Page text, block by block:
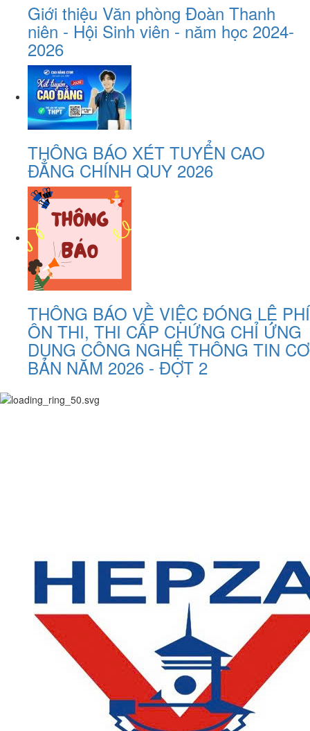
Giới thiệu Văn phòng Đoàn Thanh
niên - Hội Sinh viên - năm học 2024-
2026
THÔNG BÁO XÉT TUYỂN CAO
ĐẲNG CHÍNH QUY 2026
THÔNG BÁO VỀ VIỆC ĐÓNG LỆ PHÍ
ÔN THI, THI CẤP CHỨNG CHỈ ỨNG
DỤNG CÔNG NGHỆ THÔNG TIN CƠ
BẢN NĂM 2026 - ĐỢT 2